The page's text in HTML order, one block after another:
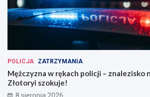
POLICJA ZATRZYMANIA
Mężczyzna w rękach policji – znalezisko
Złotoryi szokuje!